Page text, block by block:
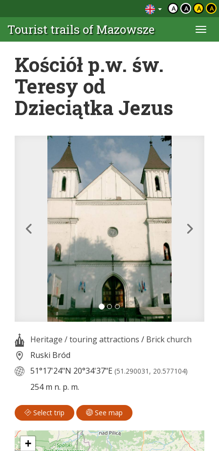
A A A A
Tourist trails of Mazowsze
Kościół p.w. św.
Teresy od
Dzieciątka Jezus
Heritage / touring attractions / Brick church
Ruski Bród
51°17'24"N 20°34'37"E (51.290031, 20.577104)
254 m n. p. m.
Select trip See map
+